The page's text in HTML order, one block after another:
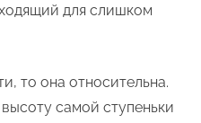
для слишком
то она относительна.
самой ступеньки